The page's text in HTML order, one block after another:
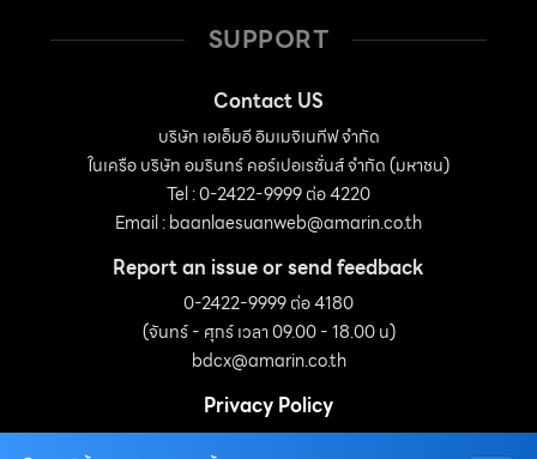
SUPPORT
Contact US
บริษัท เอเอ็มอี อิมเมจิเนทีฟ จำกัด
ในเครือ บริษัท อมรินทร์ คอร์เปอเรชั่นส์ จำกัด (มหาชน)
Tel : 0-2422-9999 ต่อ 4220
Email :baanlaesuanweb@amarin.co.th
Report an issue or send feedback
0-2422-9999 ต่อ 4180
(จันทร์ - ศุกร์ เวลา 09.00 - 18.00 น)
bdcx@amarin.co.th
Privacy Policy